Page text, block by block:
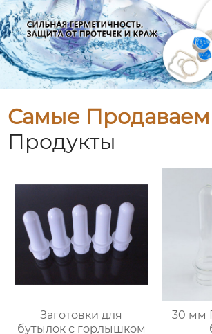
Самые
Продукты
Заготовки для
бутылок с горлышком
30 мм